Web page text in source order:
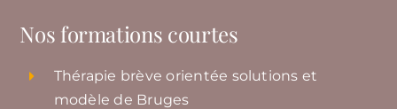
Nos formations courtes
Thérapie brève orientée solutions et
modèle de Bruges